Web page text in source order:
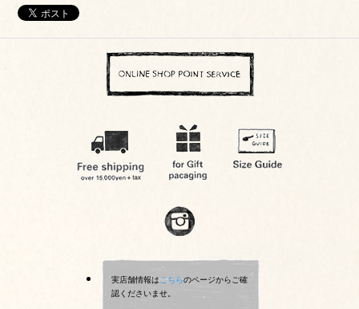
実店舗情報はこちらのページからご確
認くださいませ。